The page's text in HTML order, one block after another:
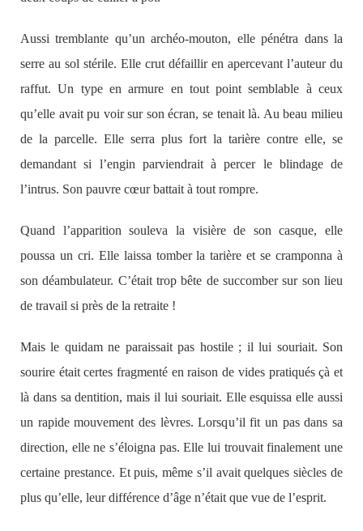
Aussi tremblante qu’un archéo-mouton, elle pénétra dans la
serre au sol stérile. Elle crut défaillir en apercevant l’auteur du
raffut. Un type en armure en tout point semblable à ceux
qu’elle avait pu voir sur son écran, se tenait là. Au beau milieu
de la parcelle. Elle serra plus fort la tarière contre elle, se
demandant si l’engin parviendrait à percer le blindage de
l’intrus. Son pauvre cœur battait à tout rompre.
Quand l’apparition souleva la visière de son casque, elle
poussa un cri. Elle laissa tomber la tarière et se cramponna à
son déambulateur. C’était trop bête de succomber sur son lieu
de travail si près de la retraite !
Mais le quidam ne paraissait pas hostile ; il lui souriait. Son
sourire était certes fragmenté en raison de vides pratiqués çà et
là dans sa dentition, mais il lui souriait. Elle esquissa elle aussi
un rapide mouvement des lèvres. Lorsqu’il fit un pas dans sa
direction, elle ne s’éloigna pas. Elle lui trouvait finalement une
certaine prestance. Et puis, même s’il avait quelques siècles de
plus qu’elle, leur différence d’âge n’était que vue de l’esprit.